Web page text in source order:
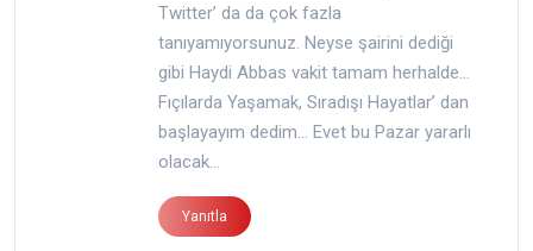
Twitter’ da da çok fazla
tanıyamıyorsunuz. Neyse şairini dediği
gibi Haydi Abbas vakit tamam herhalde…
Fıçılarda Yaşamak, Sıradışı Hayatlar’ dan
başlayayım dedim… Evet bu Pazar yararlı
olacak…
Yanıtla